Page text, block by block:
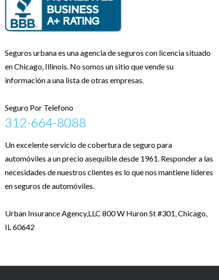
Seguros urbana es una agencia de seguros con licencia situado
en Chicago, Illinois. No somos un sitio que vende su
información a una lista de otras empresas.
Seguro Por Telefono
312-664-8088
Un excelente servicio de cobertura de seguro para
automóviles a un precio asequible desde 1961. Responder a las
necesidades de nuestros clientes es lo que nos mantiene líderes
en seguros de automóviles.
Urban Insurance Agency,LLC 800 W Huron St #301, Chicago,
IL 60642